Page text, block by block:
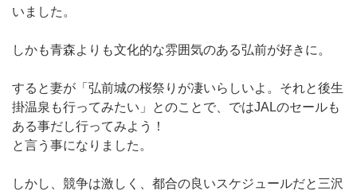
いました。
しかも青森よりも文化的な雰囲気のある弘前が好きに。
すると妻が「弘前城の桜祭りが凄いらしいよ。それと後生
掛温泉も行ってみたい」とのことで、ではJALのセールも
ある事だし行ってみよう！
と言う事になりました。
しかし、競争は激しく、都合の良いスケジュールだと三沢